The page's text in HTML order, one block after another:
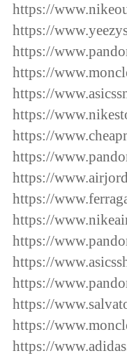
https://
https://
https://
https://
https://
https://
https://
https://
https://
https://
https://
https://
https://
https://
https://
https://
https://